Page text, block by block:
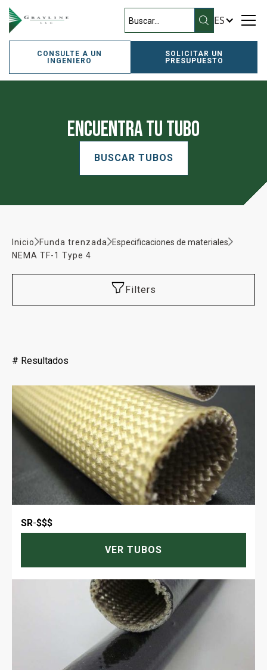
ES
CONSULTE A UN
INGENIERO
SOLICITAR UN
PRESUPUESTO
Encuentra tu tubo
BUSCAR TUBOS
Inicio Funda trenzada
Especificaciones de materiales
NEMA TF-1 Type 4
Filters
# Resultados
SR-$$$
VER TUBOS